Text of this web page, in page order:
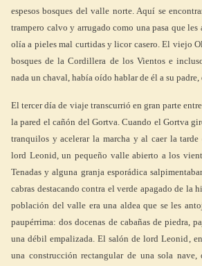
espesos bosques del valle norte. Aquí se
trampero calvo y arrugado como una pasa que les
olía a pieles mal curtidas y licor casero. El viejo
bosques de la Cordillera de los Vientos e
nada un chaval, había oído hablar de él a su
El tercer día de viaje transcurrió en gran parte
la pared el cañón del Gortva. Cuando el Gortva
tranquilos y acelerar la marcha y al caer la tarde
lord Leonid, un pequeño valle abierto a los
Tenadas y alguna granja esporádica
cabras destacando contra el verde apagado de la
población del valle era una aldea que se les
paupérrima: dos docenas de cabañas de piedra,
una débil empalizada. El salón de lord Leonid,
una construcción rectangular de una sola